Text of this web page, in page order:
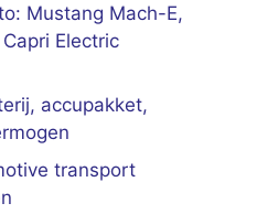
Mustang Mach-E,
Electric
accupakket,
transport